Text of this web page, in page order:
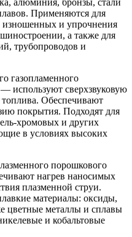
Применяются для
изношенных и упрочнения
а также для
трубопроводов и
газопламенного
используют сверхзвуковую
Обеспечивают
покрытия. Подходят для
хромовых и других
в условиях высоких
порошкового
нагрев наносимых
плазменной струи.
материалы: оксиды,
цветные металлы и сплавы
и кобальтовые